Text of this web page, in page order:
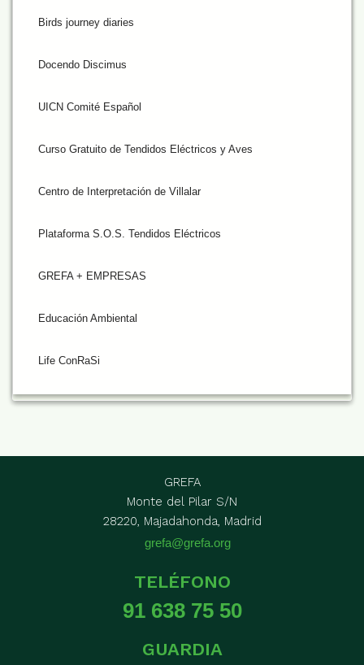
Birds journey diaries
Docendo Discimus
UICN Comité Español
Curso Gratuito de Tendidos Eléctricos y Aves
Centro de Interpretación de Villalar
Plataforma S.O.S. Tendidos Eléctricos
GREFA + EMPRESAS
Educación Ambiental
Life ConRaSi
GREFA
Monte del Pilar S/N
28220, Majadahonda, Madrid
grefa@grefa.org
TELÉFONO
91 638 75 50
GUARDIA